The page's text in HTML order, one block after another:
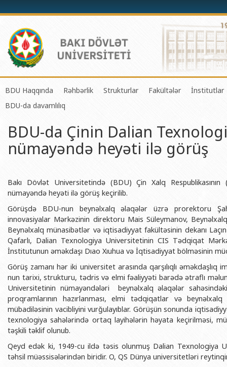
BDU Haqqında
BDU-nun tarixi
BDU-nun Missiya və Strateji inkişaf planı
BDU-nun İnkişaf Proqramı (2014-2020)
BDU-nun üzv olduğu beynəlxalq təşkilatlar
BDU-nun qrant layihələri
Rektorlarımız
BDU-nun məzunları
Fəxri doktorlarımız
BDU-da təhsil
BDU-da tədris olunan ixtisaslar
Universitet tarixinin ən mühüm hadisələri
Rəhbərlik
Prorektorlar
Elmi Şura
Həmkarlar İttifaqı Komitəsi
Tədris Metodiki Şura
Strukturlar
Elmi fəaliyyətin təşkili və
Informasiya Texnologiyaları
Xarici tələbələrlə iş şöbəsi
Humanitar məsələlər və gənclər
İnsan resursları və hüquq şöbəsi
Sənədlər və Müraciətlərlə iş
Maliyyə və təminat Departamenti
Keyfiyyətin təminatı, monitorinq
Psixoloji Yardım Sektoru
Mədəniyyət-yaradıcılıq Mərkəzi
BDU-nun Nəşr Evi
Fakültələr
Tətbiqi riyaziyyat
Fizika fakültəsi
Biologiya fakültəsi
Coğrafiya fakültəsi
Geologiya fakültəsi
Filologiya fakültəsi
Tarix fakültəsi
Beynəlxalq
Hüquq fakültəsi
Jurnalistika fakültəsi
Şərqşünasliq
İnstitutlar
Şəxsi
Publik
BDU-da davamlılıq
BDU-da Çinin Dalian
nümayəndə heyəti ilə görüş
Bakı Dövlət Universitetində (BDU) Çin Xalq
nümayəndə heyəti ilə görüş keçirilib.
Görüşdə BDU-nun beynəlxalq əlaqələr üzrə prorektoru
innovasiyalar Mərkəzinin direktoru Mais Süleymanov,
Beynəlxalq münasibətlər və iqtisadiyyat fakültəsinin dekanı
Qafarlı, Dalian Texnologiya Universitetinin CIS Tədqiqat
İnstitutunun əməkdaşı Dıao Xıuhua və İqtisadiyyat bölməsinin
Görüş zamanı hər iki universitet arasında qarşılıqlı əməkdaşlıq
nun tarixi, strukturu, tədris və elmi fəaliyyəti barədə ətraflı
Universitetinin nümayəndələri beynəlxalq əlaqələr
proqramlarının hazırlanması, elmi tədqiqatlar və
mübadiləsinin vacibliyini vurğulayıblar. Görüşün sonunda
texnologiya sahələrində ortaq layihələrin həyata keçirilməsi,
təşkili təklif olunub.
Qeyd edək ki, 1949-cu ildə təsis olunmuş Dalian Texnologiya
təhsil müəssisələrindən biridir. O, QS Dünya universitetləri